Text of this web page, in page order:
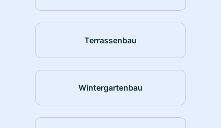
Terrassenbau
Wintergartenbau